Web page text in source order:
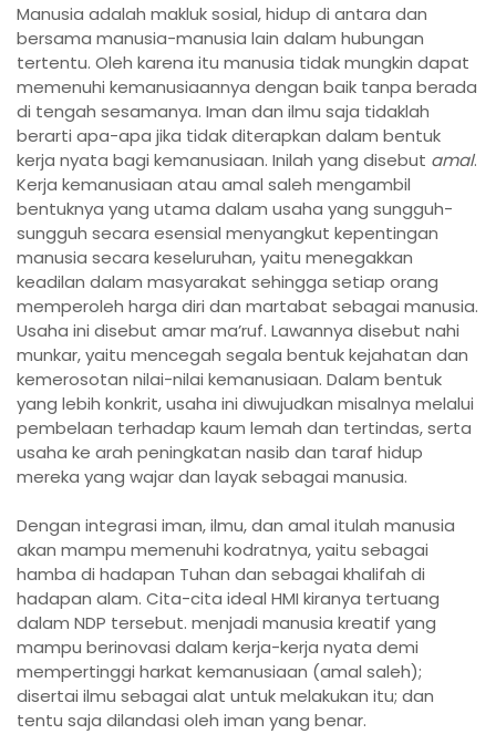
Manusia adalah makluk sosial, hidup di antara dan
bersama manusia-manusia lain dalam hubungan
tertentu. Oleh karena itu manusia tidak mungkin dapat
memenuhi kemanusiaannya dengan baik tanpa berada
di tengah sesamanya. Iman dan ilmu saja tidaklah
berarti apa-apa jika tidak diterapkan dalam bentuk
kerja nyata bagi kemanusiaan. Inilah yang disebut amal.
Kerja kemanusiaan atau amal saleh mengambil
bentuknya yang utama dalam usaha yang sungguh-
sungguh secara esensial menyangkut kepentingan
manusia secara keseluruhan, yaitu menegakkan
keadilan dalam masyarakat sehingga setiap orang
memperoleh harga diri dan martabat sebagai manusia.
Usaha ini disebut amar ma’ruf. Lawannya disebut nahi
munkar, yaitu mencegah segala bentuk kejahatan dan
kemerosotan nilai-nilai kemanusiaan. Dalam bentuk
yang lebih konkrit, usaha ini diwujudkan misalnya melalui
pembelaan terhadap kaum lemah dan tertindas, serta
usaha ke arah peningkatan nasib dan taraf hidup
mereka yang wajar dan layak sebagai manusia.
Dengan integrasi iman, ilmu, dan amal itulah manusia
akan mampu memenuhi kodratnya, yaitu sebagai
hamba di hadapan Tuhan dan sebagai khalifah di
hadapan alam. Cita-cita ideal HMI kiranya tertuang
dalam NDP tersebut. menjadi manusia kreatif yang
mampu berinovasi dalam kerja-kerja nyata demi
mempertinggi harkat kemanusiaan (amal saleh);
disertai ilmu sebagai alat untuk melakukan itu; dan
tentu saja dilandasi oleh iman yang benar.